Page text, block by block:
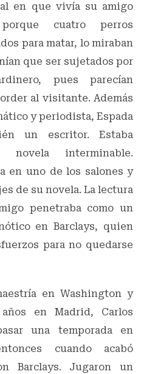
en que vivía su amigo
cuatro perros
para matar, lo miraban
que ser sujetados por
pues parecían
al visitante. Además
y periodista, Espada
un escritor. Estaba
novela interminable.
en uno de los salones y
de su novela. La lectura
penetraba como un
en Barclays, quien
para no quedarse
en Washington y
en Madrid, Carlos
una temporada en
cuando acabó
Barclays. Jugaron un